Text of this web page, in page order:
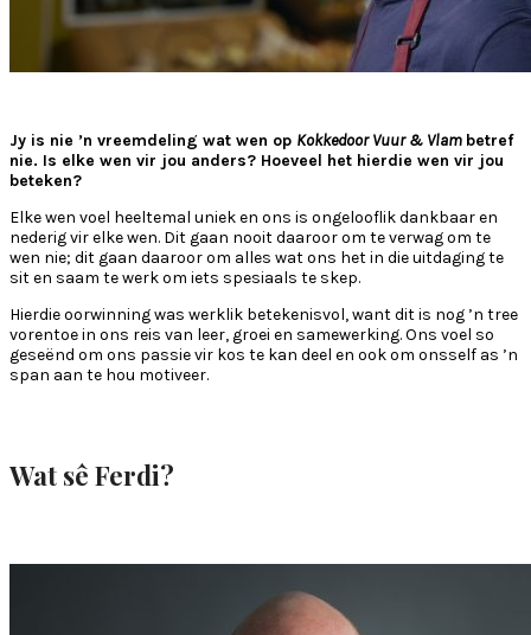
Jy is nie ’n vreemdeling wat wen op Kokkedoor Vuur & Vlam betref
nie. Is elke wen vir jou anders? Hoeveel het hierdie wen vir jou
beteken?
Elke wen voel heeltemal uniek en ons is ongelooflik dankbaar en
nederig vir elke wen. Dit gaan nooit daaroor om te verwag om te
wen nie; dit gaan daaroor om alles wat ons het in die uitdaging te
sit en saam te werk om iets spesiaals te skep.
Hierdie oorwinning was werklik betekenisvol, want dit is nog ’n tree
vorentoe in ons reis van leer, groei en samewerking. Ons voel so
geseënd om ons passie vir kos te kan deel en ook om onsself as ’n
span aan te hou motiveer.
Wat sê Ferdi?